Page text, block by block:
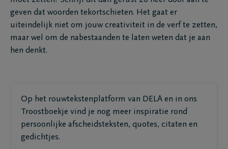
geven dat woorden tekortschieten. Het gaat er
uiteindelijk niet om jouw creativiteit in de verf te zetten,
maar wel om de nabestaanden te laten weten dat je aan
hen denkt.
Op het rouwtekstenplatform van DELA en in ons
Troostboekje vind je nog meer inspiratie rond
persoonlijke afscheidsteksten, quotes, citaten en
gedichtjes.